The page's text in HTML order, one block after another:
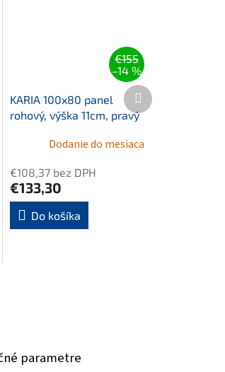
€155
–14 %
KARIA 100x80 panel
rohový, výška 11cm, pravý
Dodanie do mesiaca
€108,37 bez DPH
€133,30
Do košíka
Ďalší
produkt
parametre